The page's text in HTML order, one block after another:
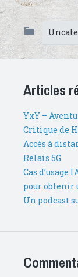
Articles
YxY –
Critique de
Accès à
Relais 5G
Cas d’usage
pour obtenir
Un podcast